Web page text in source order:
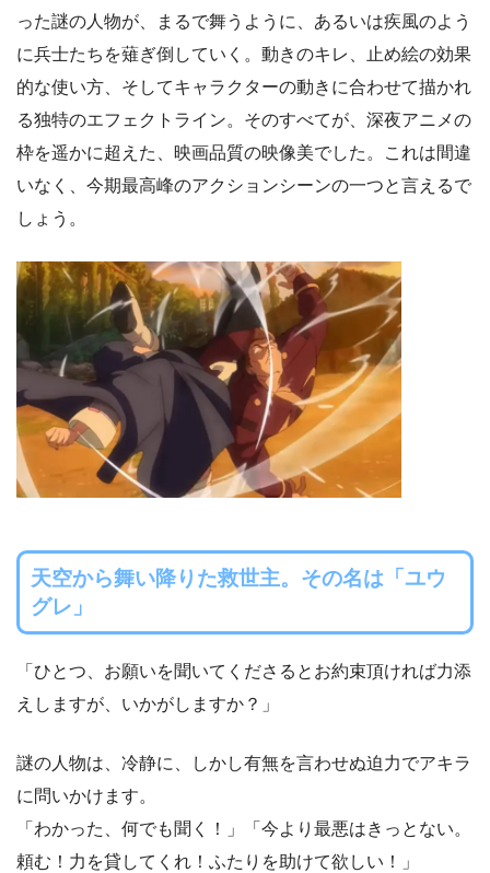
った謎の人物が、まるで舞うように、あるいは疾風のよう
に兵士たちを薙ぎ倒していく。動きのキレ、止め絵の効果
的な使い方、そしてキャラクターの動きに合わせて描かれ
る独特のエフェクトライン。そのすべてが、深夜アニメの
枠を遥かに超えた、映画品質の映像美でした。これは間違
いなく、今期最高峰のアクションシーンの一つと言えるで
しょう。
天空から舞い降りた救世主。その名は「ユウ
グレ」
「ひとつ、お願いを聞いてくださるとお約束頂ければ力添
えしますが、いかがしますか？」
謎の人物は、冷静に、しかし有無を言わせぬ迫力でアキラ
に問いかけます。
「わかった、何でも聞く！」「今より最悪はきっとない。
頼む！力を貸してくれ！ふたりを助けて欲しい！」